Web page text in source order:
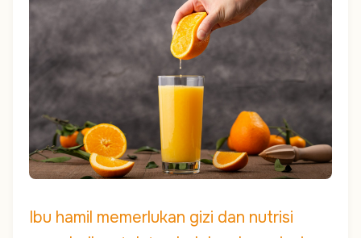
Ibu hamil memerlukan gizi dan nutrisi